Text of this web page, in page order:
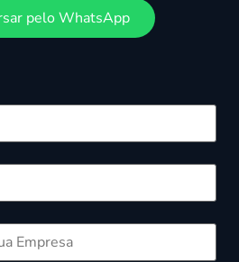
sua operação. Disponível
o plano Enterprise.
pelo WhatsApp